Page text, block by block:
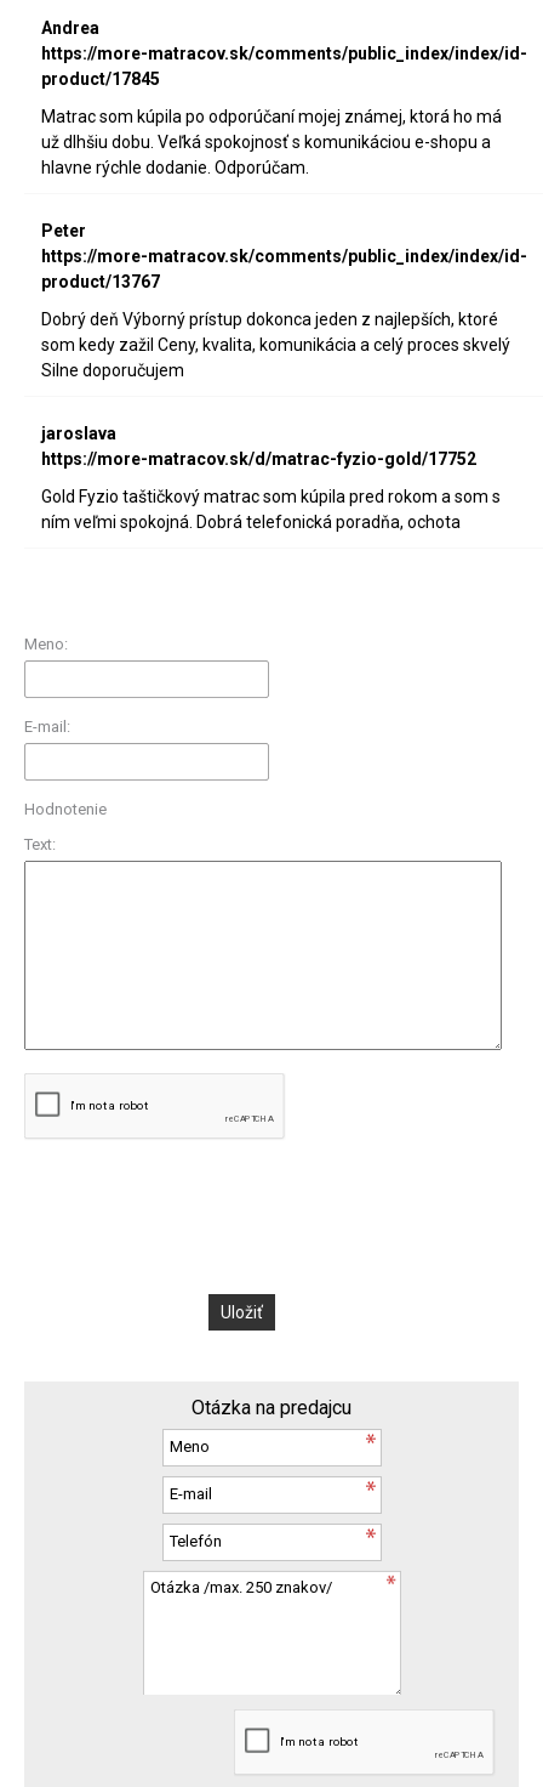
Andrea
https://more-matracov.sk/comments/public_index/index/id-
product/17845
Matrac som kúpila po odporúčaní mojej známej, ktorá ho má
už dlhšiu dobu. Veľká spokojnosť s komunikáciou e-shopu a
hlavne rýchle dodanie. Odporúčam.
Peter
https://more-matracov.sk/comments/public_index/index/id-
product/13767
Dobrý deň Výborný prístup dokonca jeden z najlepších, ktoré
som kedy zažil Ceny, kvalita, komunikácia a celý proces skvelý
Silne doporučujem
jaroslava
https://more-matracov.sk/d/matrac-fyzio-gold/17752
Gold Fyzio taštičkový matrac som kúpila pred rokom a som s
ním veľmi spokojná. Dobrá telefonická poradňa, ochota
Meno:
E-mail:
Hodnotenie
Text:
Otázka na predajcu